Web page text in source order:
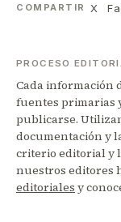
COMPARTIR X
PROCESO
Cada información
fuentes primarias
publicarse.
documentación y
criterio editorial y
nuestros editores
editoriales y